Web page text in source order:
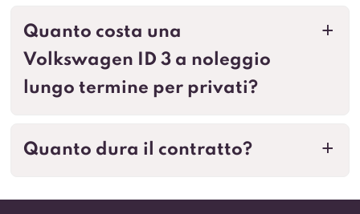
a
Quanto costa una
Volkswagen ID 3 a noleggio
lungo termine per privati?
a
Quanto dura il contratto?